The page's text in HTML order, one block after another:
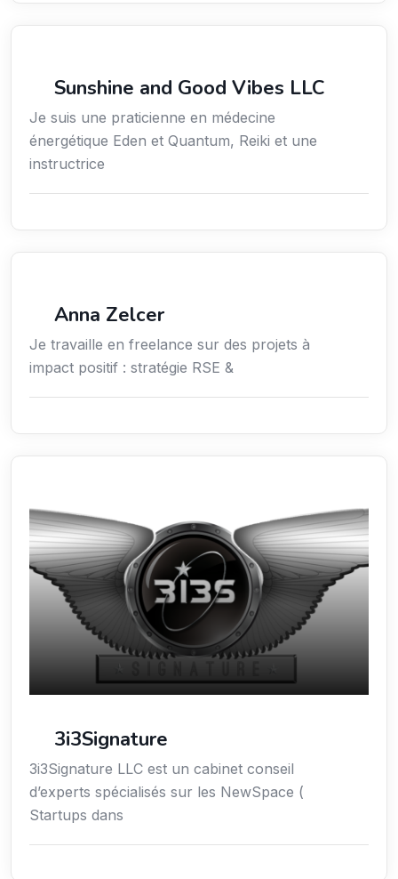
Sunshine and Good Vibes LLC
Je suis une praticienne en médecine
énergétique Eden et Quantum, Reiki et une
instructrice
Anna Zelcer
Je travaille en freelance sur des projets à
impact positif : stratégie RSE &
3i3Signature
3i3Signature LLC est un cabinet conseil
d’experts spécialisés sur les NewSpace (
Startups dans